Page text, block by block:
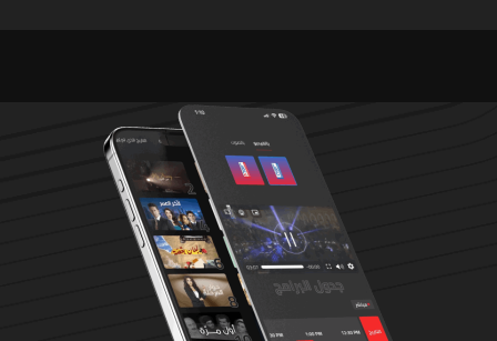
بملاحقتهم ونفّذ عمليات
دهم لتوقيفهم فأُفرج عن
العسكريّ المخطوف
والوحدات المختصة تعمل
على توقيف الخاطفين